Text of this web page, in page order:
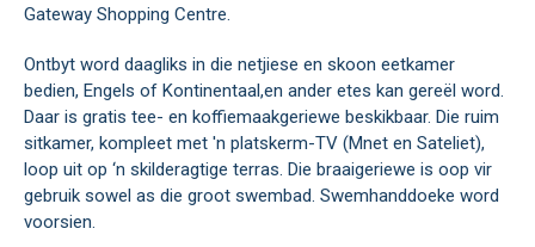
Gateway Shopping Centre.
Ontbyt word daagliks in die netjiese en skoon eetkamer
bedien, Engels of Kontinentaal,en ander etes kan gereël word.
Daar is gratis tee- en koffiemaakgeriewe beskikbaar. Die ruim
sitkamer, kompleet met 'n platskerm-TV (Mnet en Sateliet),
loop uit op ‘n skilderagtige terras. Die braaigeriewe is oop vir
gebruik sowel as die groot swembad. Swemhanddoeke word
voorsien.